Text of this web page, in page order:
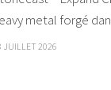
metal forgé
JUILLET 2026